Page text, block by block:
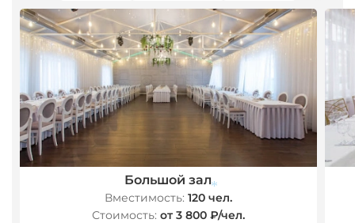
Большой зал
Вместимость: 120 чел.
Стоимость: от 3 800 ₽/чел.